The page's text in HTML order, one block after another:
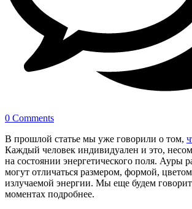
0 Comments
В прошлой статье мы уже говорили о том,
Каждый человек индивидуален и это,
на состоянии энергетического поля. Ауры
могут отличаться размером, формой,
излучаемой энергии. Мы еще будем
моментах подробнее.